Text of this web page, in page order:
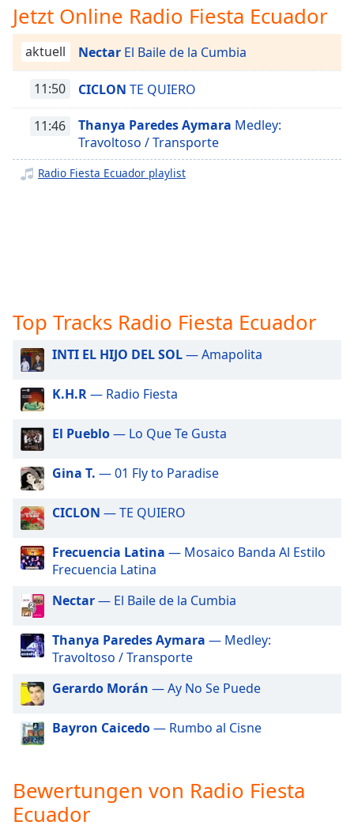
1x
Playback
Rate
Chapters
Chapters
descriptions
subtitles
settings
dialog
subtitles
off
selected
Audio
Track
Picture-
Picture
Fullscreen
This
modal
window.
Beginning
dialog
window.
Escape
close
the
window.
Jetzt Online Radio Fiesta Ecuador
aktuell Nectar El Baile de la Cumbia
11:50 CICLON TE QUIERO
11:46 Thanya Paredes Aymara Medley:
Travoltoso / Transporte
Radio Fiesta Ecuador playlist
Top Tracks Radio Fiesta Ecuador
INTI EL HIJO DEL SOL— Amapolita
K.H.R— Radio Fiesta
El Pueblo— Lo Que Te Gusta
Gina T. — 01 Fly to Paradise
CICLON — TE QUIERO
Frecuencia Latina — Mosaico Banda Al Estilo
Frecuencia Latina
Nectar— El Baile de la Cumbia
Thanya Paredes Aymara — Medley:
Travoltoso / Transporte
Gerardo Morán — Ay No Se Puede
Bayron Caicedo— Rumbo al Cisne
Bewertungen von Radio Fiesta
Ecuador